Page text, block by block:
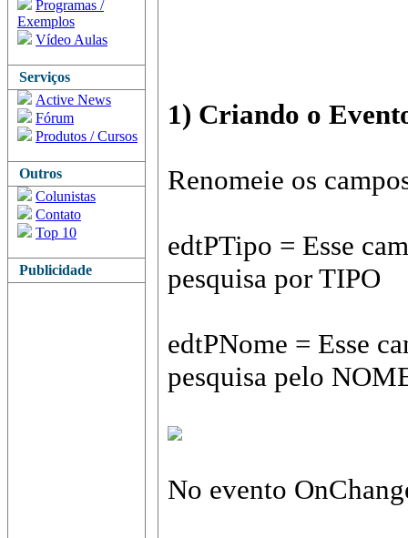
Programas /
Exemplos
Vídeo Aulas
Serviços
Active News
Fórum
Produtos / Cursos
Outros
Colunistas
Contato
Top 10
Publicidade
1) Criando o
Renomeie os
edtPTipo = Esse
pesquisa por TIPO
edtPNome = Esse
pesquisa pelo
No evento